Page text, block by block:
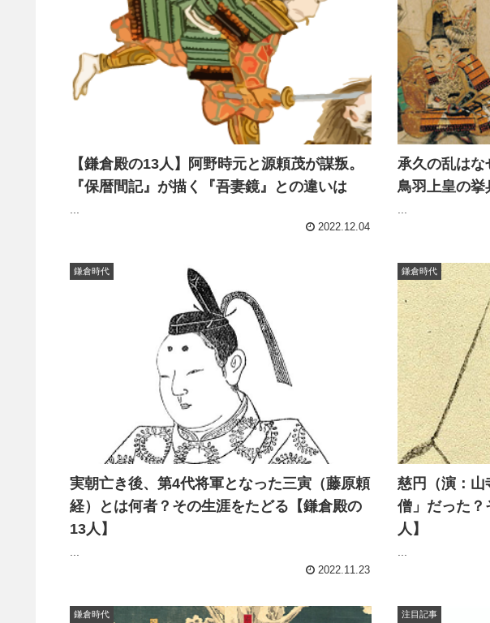
【鎌倉殿の13人】阿野時元と源頼茂が謀叛。
『保暦間記』が描く『吾妻鏡』との違いは
2022.12.04
承久の乱はな
鳥羽上皇の挙
鎌倉時代
実朝亡き後、第4代将軍となった三寅（藤原頼
経）とは何者？その生涯をたどる【鎌倉殿の
13人】
...
2022.11.23
鎌倉時代
慈円（演：山
僧」だった？
人】
...
鎌倉時代 注目記事